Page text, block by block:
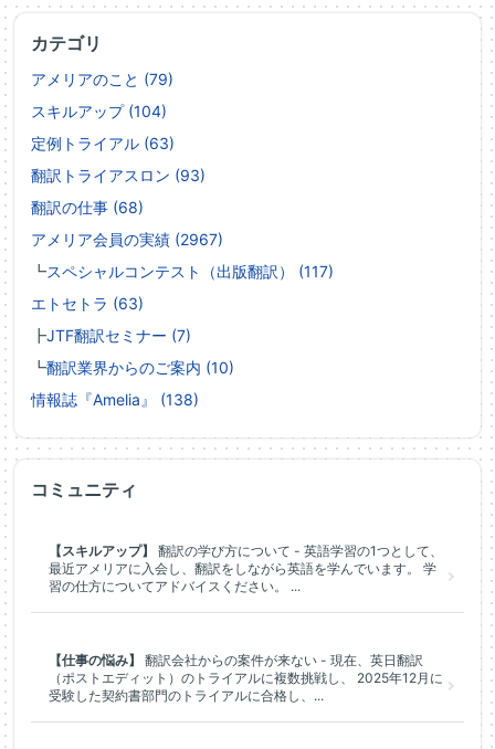
カテゴリ
アメリアのこと (79)
スキルアップ (104)
定例トライアル (63)
翻訳トライアスロン (93)
翻訳の仕事 (68)
アメリア会員の実績 (2967)
┗スペシャルコンテスト（出版翻訳） (117)
エトセトラ (63)
┣JTF翻訳セミナー (7)
┗翻訳業界からのご案内 (10)
情報誌『Amelia』 (138)
コミュニティ
【スキルアップ】
翻訳の学び方について - 英語学習の1つとして、
最近アメリアに入会し、翻訳をしながら英語を学んでいます。 学
習の仕方についてアドバイスください。 ...
【仕事の悩み】
翻訳会社からの案件が来ない - 現在、英日翻訳
（ポストエディット）のトライアルに複数挑戦し、 2025年12月に
受験した契約書部門のトライアルに合格し、...